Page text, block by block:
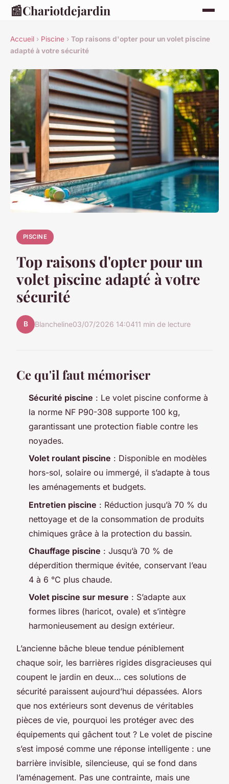
📰Chariotdejardin
Accueil › Piscine › Top raisons d'opter pour un volet piscine
adapté à votre sécurité
PISCINE
Top raisons d'opter pour un
volet piscine adapté à votre
sécurité
B Blancheline03/07/2026 14:0411 min de lecture
Ce qu'il faut mémoriser
Sécurité piscine : Le volet piscine conforme à
la norme NF P90-308 supporte 100 kg,
garantissant une protection fiable contre les
noyades.
Volet roulant piscine : Disponible en modèles
hors-sol, solaire ou immergé, il s’adapte à tous
les aménagements et budgets.
Entretien piscine : Réduction jusqu’à 70 % du
nettoyage et de la consommation de produits
chimiques grâce à la protection du bassin.
Chauffage piscine : Jusqu’à 70 % de
déperdition thermique évitée, conservant l’eau
4 à 6 °C plus chaude.
Volet piscine sur mesure : S’adapte aux
formes libres (haricot, ovale) et s’intègre
harmonieusement au design extérieur.
L’ancienne bâche bleue tendue péniblement
chaque soir, les barrières rigides disgracieuses qui
coupent le jardin en deux… ces solutions de
sécurité paraissent aujourd’hui dépassées. Alors
que nos extérieurs sont devenus de véritables
pièces de vie, pourquoi les protéger avec des
équipements qui gâchent tout ? Le volet de piscine
s’est imposé comme une réponse intelligente : une
barrière invisible, silencieuse, qui se fond dans
l’aménagement. Pas une contrainte, mais une